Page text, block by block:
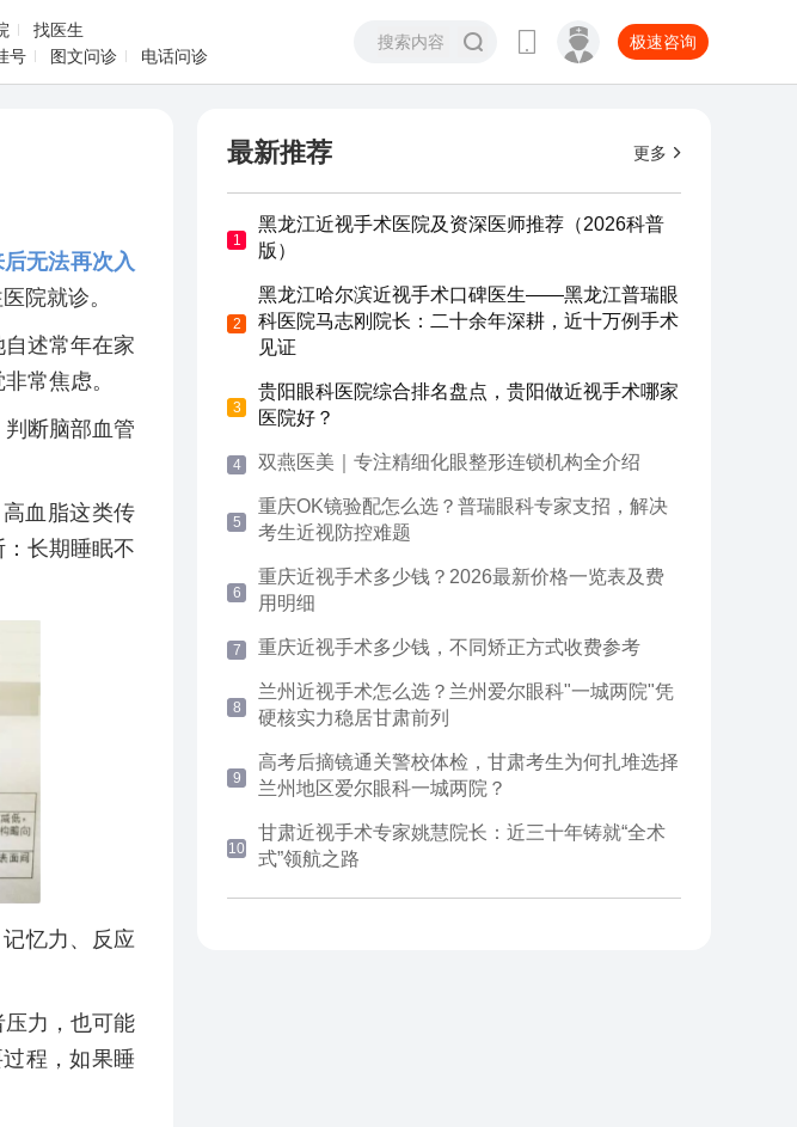
找医生
号
图文问诊 电话问诊
极速咨询
无法再次入
院就诊。
述常年在家
常焦虑。
断脑部血管
血脂这类传
长期睡眠不
忆力、反应
力，也可能
程，如果睡
最新推荐 更多
1
黑龙江近视手术医院及资深医师推荐（2026科普
版）
2
黑龙江哈尔滨近视手术口碑医生——黑龙江普瑞眼
科医院马志刚院长：二十余年深耕，近十万例手术
见证
3
贵阳眼科医院综合排名盘点，贵阳做近视手术哪家
医院好？
4 双燕医美｜专注精细化眼整形连锁机构全介绍
5
重庆OK镜验配怎么选？普瑞眼科专家支招，解决
考生近视防控难题
6
重庆近视手术多少钱？2026最新价格一览表及费
用明细
7 重庆近视手术多少钱，不同矫正方式收费参考
8
兰州近视手术怎么选？兰州爱尔眼科"一城两院"凭
硬核实力稳居甘肃前列
9
高考后摘镜通关警校体检，甘肃考生为何扎堆选择
兰州地区爱尔眼科一城两院？
10
甘肃近视手术专家姚慧院长：近三十年铸就“全术
式”领航之路